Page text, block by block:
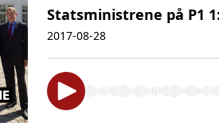
Statsministrene på P1
2017-08-28